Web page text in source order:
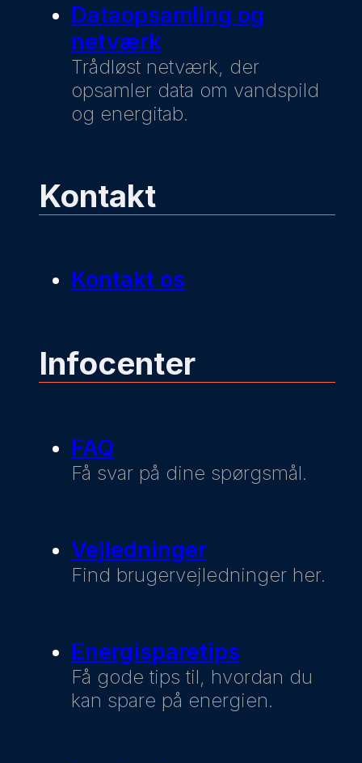
Dataopsamling og
netværk
Trådløst netværk, der
opsamler data om vandspild
og energitab.
Kontakt
Kontakt os
Infocenter
FAQ
Få svar på dine spørgsmål.
Vejledninger
Find brugervejledninger her.
Energisparetips
Få gode tips til, hvordan du
kan spare på energien.